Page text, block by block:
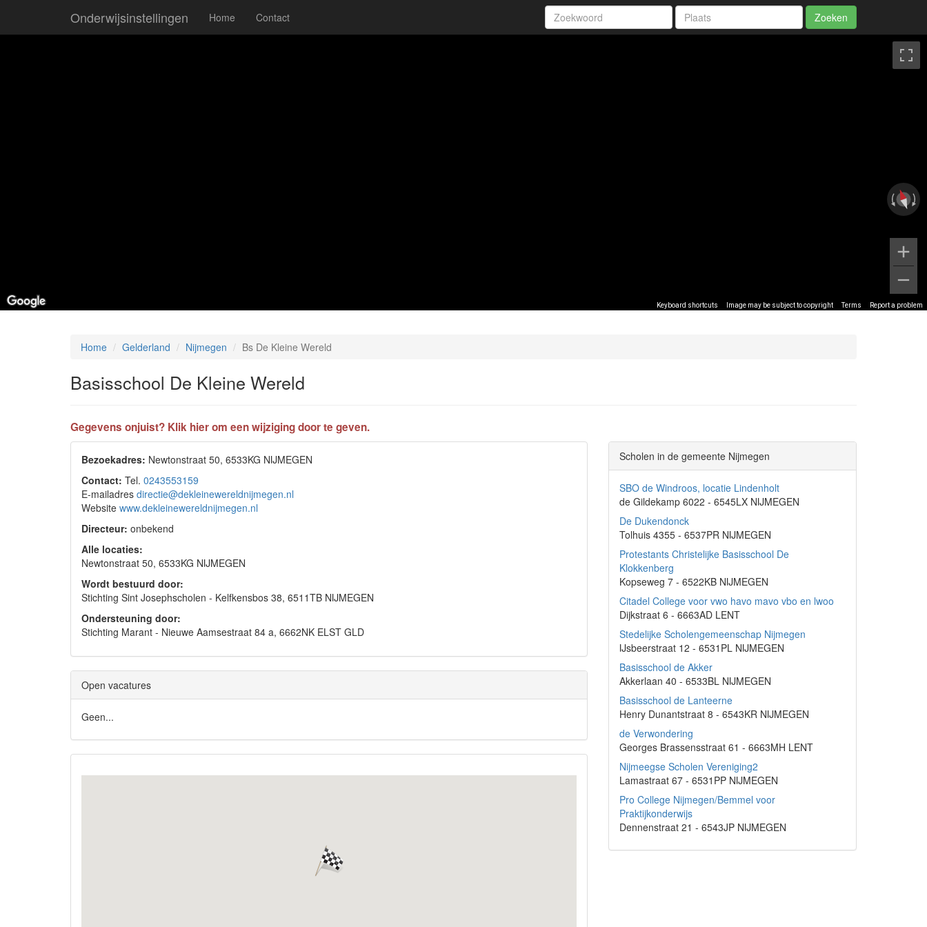
Onderwijsinstellingen Home Contact Zoeken
Keyboard shortcuts Image may be subject to copyright Terms Report a problem
Home Gelderland Nijmegen Bs De Kleine Wereld
Basisschool De Kleine Wereld
Gegevens onjuist? Klik hier om een wijziging door te geven.
Bezoekadres: Newtonstraat 50, 6533KG NIJMEGEN
Contact: Tel. 0243553159
E-mailadres directie@dekleinewereldnijmegen.nl
Website www.dekleinewereldnijmegen.nl
Directeur: onbekend
Alle locaties:
Newtonstraat 50, 6533KG NIJMEGEN
Wordt bestuurd door:
Stichting Sint Josephscholen - Kelfkensbos 38, 6511TB NIJMEGEN
Ondersteuning door:
Stichting Marant - Nieuwe Aamsestraat 84 a, 6662NK ELST GLD
Open vacatures
Geen...
Scholen in de gemeente Nijmegen
SBO de Windroos, locatie Lindenholt
de Gildekamp 6022 - 6545LX NIJMEGEN
De Dukendonck
Tolhuis 4355 - 6537PR NIJMEGEN
Protestants Christelijke Basisschool De
Klokkenberg
Kopseweg 7 - 6522KB NIJMEGEN
Citadel College voor vwo havo mavo vbo en lwoo
Dijkstraat 6 - 6663AD LENT
Stedelijke Scholengemeenschap Nijmegen
IJsbeerstraat 12 - 6531PL NIJMEGEN
Basisschool de Akker
Akkerlaan 40 - 6533BL NIJMEGEN
Basisschool de Lanteerne
Henry Dunantstraat 8 - 6543KR NIJMEGEN
de Verwondering
Georges Brassensstraat 61 - 6663MH LENT
Nijmeegse Scholen Vereniging2
Lamastraat 67 - 6531PP NIJMEGEN
Pro College Nijmegen/Bemmel voor
Praktijkonderwijs
Dennenstraat 21 - 6543JP NIJMEGEN